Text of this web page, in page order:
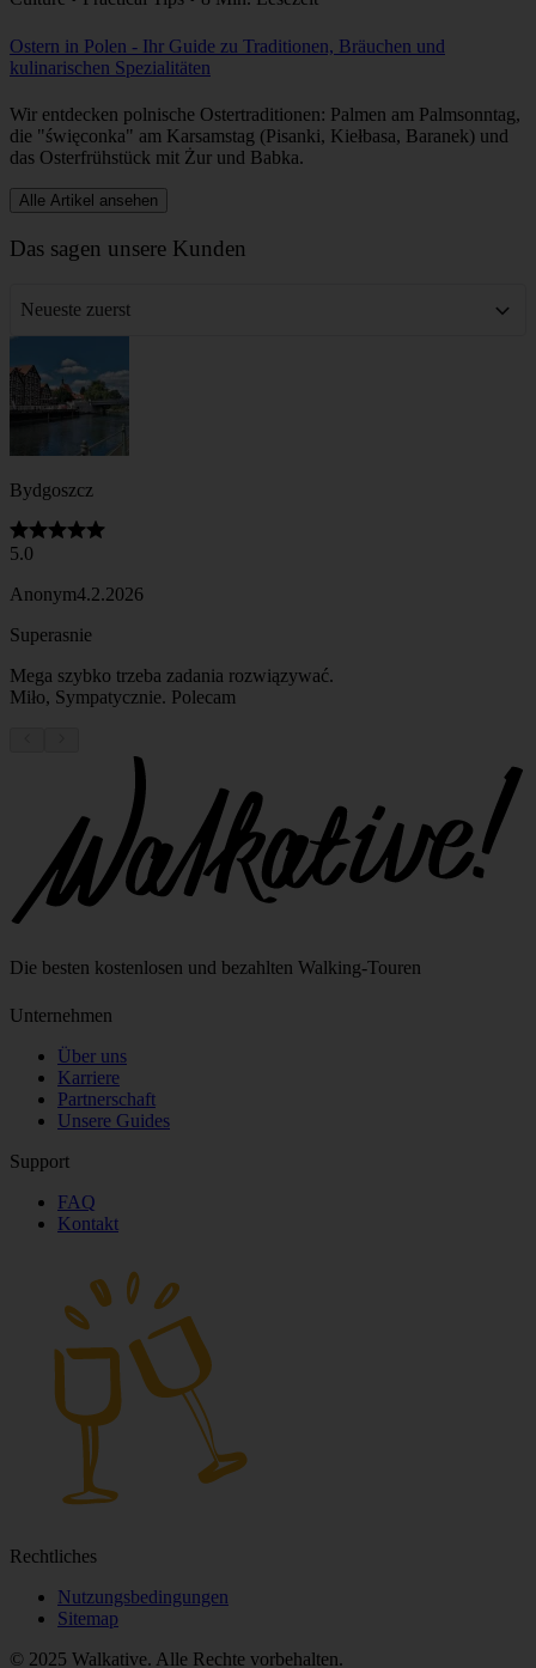
Ostern in Polen - Ihr Guide zu Traditionen, Bräuchen und
kulinarischen Spezialitäten
Wir entdecken polnische Ostertraditionen: Palmen am Palmsonntag,
die "święconka" am Karsamstag (Pisanki, Kiełbasa, Baranek) und
das Osterfrühstück mit Żur und Babka.
Alle Artikel ansehen
Das sagen unsere Kunden
Neueste zuerst
Bydgoszcz
5.0
Anonym4.2.2026
Superasnie
Mega szybko trzeba zadania rozwiązywać.
Miło, Sympatycznie. Polecam
Die besten kostenlosen und bezahlten Walking‑Touren
Unternehmen
Über uns
Karriere
Partnerschaft
Unsere Guides
Support
FAQ
Kontakt
Rechtliches
Nutzungsbedingungen
Sitemap
© 2025 Walkative. Alle Rechte vorbehalten.